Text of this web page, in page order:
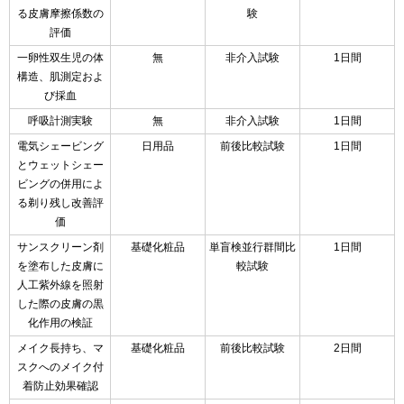
る皮膚摩擦係数の
評価
験
一卵性双生児の体
構造、肌測定およ
び採血
無 非介入試験 1日間
呼吸計測実験 無 非介入試験
1日間
電気シェービング
とウェットシェー
ビングの併用によ
る剃り残し改善評
価
日用品 前後比較試験 1日間
サンスクリーン剤
を塗布した皮膚に
人工紫外線を照射
した際の皮膚の黒
化作用の検証
基礎化粧品
単盲検並行群間比
較試験
1日間
メイク長持ち、マ
スクへのメイク付
着防止効果確認
基礎化粧品 前後比較試験 2日間